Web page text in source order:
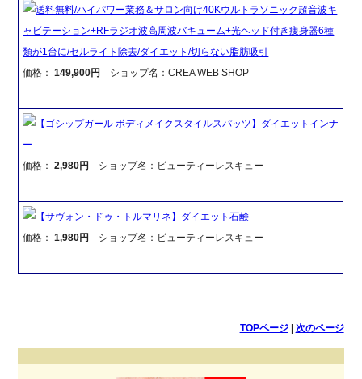
送料無料/ハイパワー業務＆サロン向け40Kウルトラソニック超音波キ
ャビテーション+RFラジオ波高周波バキューム+光ヘッド付き痩身器6種
類が1台に/セルライト除去/ダイエット/切らない脂肪吸引
価格：149,900円 ショップ名：CREA WEB SHOP
【ゴシップガール ボディメイクスタイルスパッツ】ダイエットインナ
ー
価格：2,980円 ショップ名：ビューティーレスキュー
【サヴォン・ドゥ・トルマリネ】ダイエット石鹸
価格：1,980円 ショップ名：ビューティーレスキュー
TOPページ| 次のページ